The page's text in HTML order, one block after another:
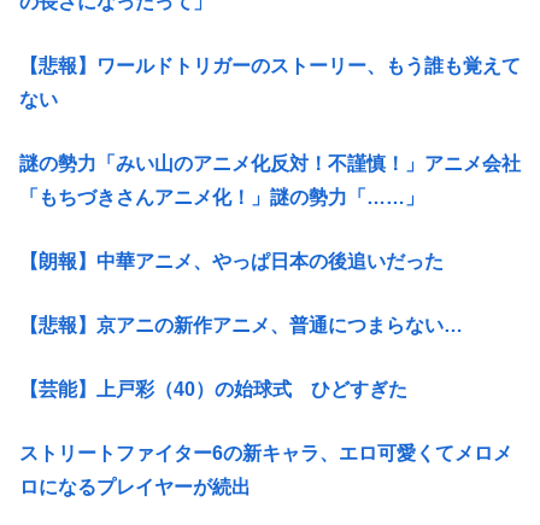
【悲報】ワールドトリガーのストーリー、もう誰も覚えて
ない
謎の勢力「みい山のアニメ化反対！不謹慎！」アニメ会社
「もちづきさんアニメ化！」謎の勢力「……」
【朗報】中華アニメ、やっぱ日本の後追いだった
【悲報】京アニの新作アニメ、普通につまらない…
【芸能】上戸彩（40）の始球式 ひどすぎた
ストリートファイター6の新キャラ、エロ可愛くてメロメ
ロになるプレイヤーが続出